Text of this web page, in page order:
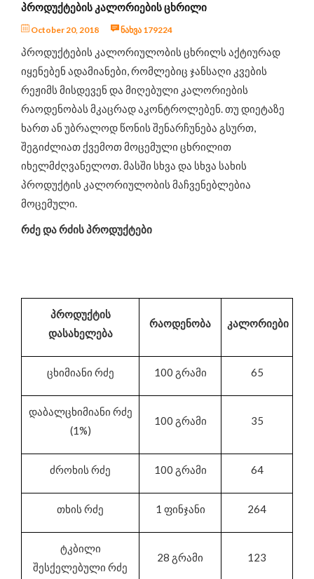
ჯანსაღი კერძების რეცეპტები
ღონისძიებები და სიახლეები
საკვები დანამატები
ᲞᲠᲝᲓᲣᲥᲢᲔᲑᲘᲡ ᲙᲐᲚᲝᲠᲘᲔᲑᲘᲡ ᲪᲮᲠᲘᲚᲘ
October 20, 2018 ნახვა 179224
პროდუქტების კალორიულობის ცხრილს აქტიურად
იყენებენ ადამიანები, რომლებიც ჯანსაღი კვების
რეჟიმს მისდევენ და მიღებული კალორიების
რაოდენობას მკაცრად აკონტროლებენ. თუ დიეტაზე
ხართ ან უბრალოდ წონის შენარჩუნება გსურთ,
შეგიძლიათ ქვემოთ მოცემული ცხრილით
იხელმძღვანელოთ. მასში სხვა და სხვა სახის
პროდუქტის კალორიულობის მაჩვენებლებია
მოცემული.
რძე და რძის პროდუქტები
პროდუქტის
დასახელება
რაოდენობა კალორიები
ცხიმიანი რძე 100 გრამი 65
დაბალცხიმიანი რძე
(1%)
100 გრამი 35
ძროხის რძე 100 გრამი 64
თხის რძე 1 ფინჯანი 264
ტკბილი
შესქელებული რძე
28 გრამი 123